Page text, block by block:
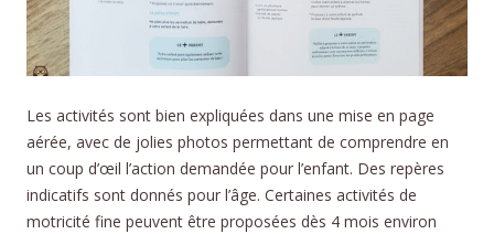
Les activités sont bien expliquées dans une mise en page
aérée, avec de jolies photos permettant de comprendre en
un coup d’œil l’action demandée pour l’enfant. Des repères
indicatifs sont donnés pour l’âge. Certaines activités de
motricité fine peuvent être proposées dès 4 mois environ